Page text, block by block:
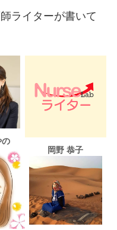
ライターが書いて
の
岡野 恭子